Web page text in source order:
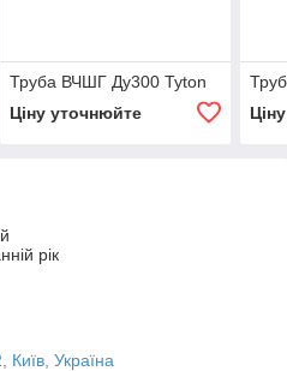
Труба ВЧШГ Ду300 Tyton
Ціну уточнюйте
рік
Київ, Україна